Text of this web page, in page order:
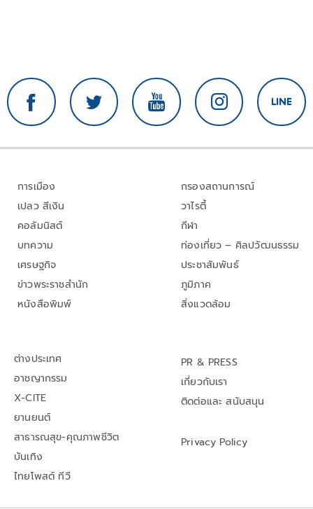
การเมือง
เปลว สีเงิน
คอลัมนิสต์
บทความ
เศรษฐกิจ
ข่าวพระราชสำนัก
หนังสือพิมพ์
กรองสถานการณ์
วาไรตี้
กีฬา
ท่องเที่ยว – ศิลปวัฒนธรรม
ประชาสัมพันธ์
ภูมิภาค
สิ่งแวดล้อม
ต่างประเทศ
อาชญากรรม
X-CITE
ยานยนต์
สาธารณสุข-คุณภาพชีวิต
บันเทิง
ไทยโพสต์ ทีวี
PR & PRESS
เกี่ยวกับเรา
ติดต่อและ สนับสนุน
Privacy Policy